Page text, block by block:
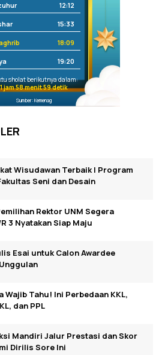
12:12
15:33
18:09
19:20
sholat berikutnya dalam:
1 jam 58 menit 59 detik
Sumber: Kemenag
Wisudawan Terbaik I Program
Seni dan Desain
Rektor UNM Segera
3 Nyatakan Siap Maju
Esai untuk Calon Awardee
Wajib Tahu! Ini Perbedaan KKL,
dan PPL
Mandiri Jalur Prestasi dan Skor
Dirilis Sore Ini